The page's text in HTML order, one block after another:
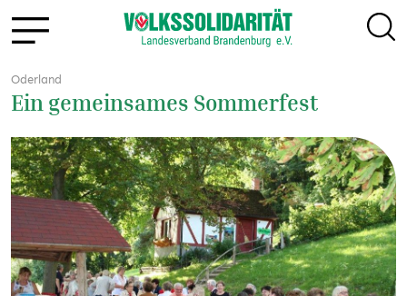
Oderland
Ein gemeinsames Sommerfest